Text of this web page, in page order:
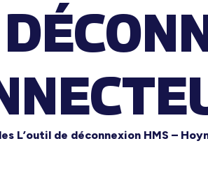
L’outil de déconnexion HMS –